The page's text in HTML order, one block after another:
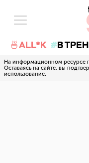
🍜ALL*K В
На информационном ресурсе
Оставаясь на сайте, вы
использование.